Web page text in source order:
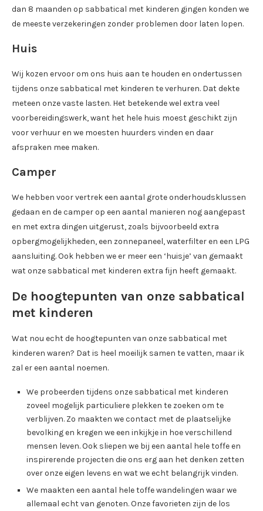
dan 8 maanden op sabbatical met kinderen gingen konden we
de meeste verzekeringen zonder problemen door laten lopen.
Huis
Wij kozen ervoor om ons huis aan te houden en ondertussen
tijdens onze sabbatical met kinderen te verhuren. Dat dekte
meteen onze vaste lasten. Het betekende wel extra veel
voorbereidingswerk, want het hele huis moest geschikt zijn
voor verhuur en we moesten huurders vinden en daar
afspraken mee maken.
Camper
We hebben voor vertrek een aantal grote onderhoudsklussen
gedaan en de camper op een aantal manieren nog aangepast
en met extra dingen uitgerust, zoals bijvoorbeeld extra
opbergmogelijkheden, een zonnepaneel, waterfilter en een LPG
aansluiting. Ook hebben we er meer een ‘huisje’ van gemaakt
wat onze sabbatical met kinderen extra fijn heeft gemaakt.
De hoogtepunten van onze sabbatical
met kinderen
Wat nou echt de hoogtepunten van onze sabbatical met
kinderen waren? Dat is heel moeilijk samen te vatten, maar ik
zal er een aantal noemen.
We probeerden tijdens onze sabbatical met kinderen
zoveel mogelijk particuliere plekken te zoeken om te
verblijven. Zo maakten we contact met de plaatselijke
bevolking en kregen we een inkijkje in hoe verschillend
mensen leven. Ook sliepen we bij een aantal hele toffe en
inspirerende projecten die ons erg aan het denken zetten
over onze eigen levens en wat we echt belangrijk vinden.
We maakten een aantal hele toffe wandelingen waar we
allemaal echt van genoten. Onze favorieten zijn de los